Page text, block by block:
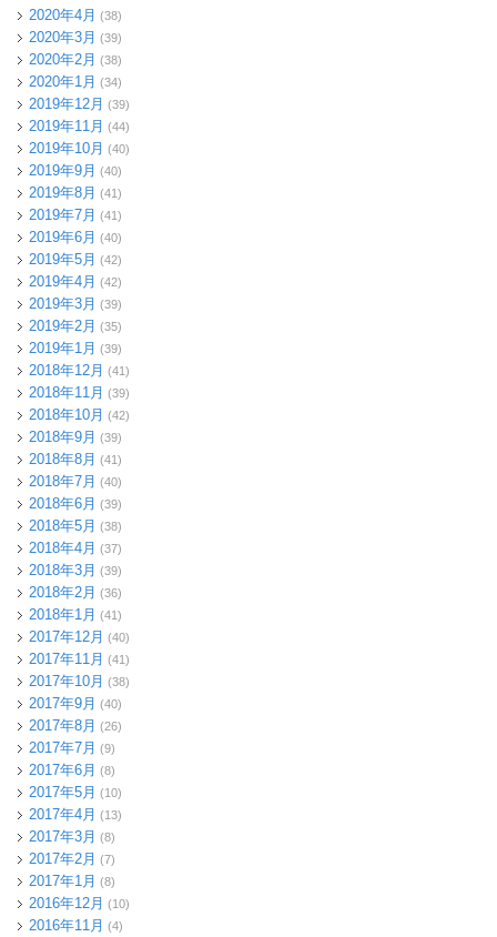
2020年4月 (38)
2020年3月 (39)
2020年2月 (38)
2020年1月 (34)
2019年12月 (39)
2019年11月 (44)
2019年10月 (40)
2019年9月 (40)
2019年8月 (41)
2019年7月 (41)
2019年6月 (40)
2019年5月 (42)
2019年4月 (42)
2019年3月 (39)
2019年2月 (35)
2019年1月 (39)
2018年12月 (41)
2018年11月 (39)
2018年10月 (42)
2018年9月 (39)
2018年8月 (41)
2018年7月 (40)
2018年6月 (39)
2018年5月 (38)
2018年4月 (37)
2018年3月 (39)
2018年2月 (36)
2018年1月 (41)
2017年12月 (40)
2017年11月 (41)
2017年10月 (38)
2017年9月 (40)
2017年8月 (26)
2017年7月 (9)
2017年6月 (8)
2017年5月 (10)
2017年4月 (13)
2017年3月 (8)
2017年2月 (7)
2017年1月 (8)
2016年12月 (10)
2016年11月 (4)